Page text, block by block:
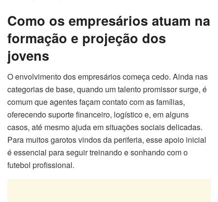
Como os empresários atuam na
formação e projeção dos
jovens
O envolvimento dos empresários começa cedo. Ainda nas
categorias de base, quando um talento promissor surge, é
comum que agentes façam contato com as famílias,
oferecendo suporte financeiro, logístico e, em alguns
casos, até mesmo ajuda em situações sociais delicadas.
Para muitos garotos vindos da periferia, esse apoio inicial
é essencial para seguir treinando e sonhando com o
futebol profissional.